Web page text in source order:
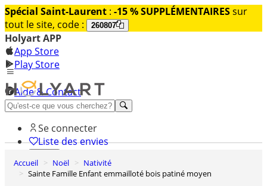
Spécial Saint-Laurent : -15 % SUPPLÉMENTAIRESsur
tout le site, code :
260807
Holyart APP
App Store
Play Store
Aide & Contact
Découvrez Premium
Se connecter
Liste des envies
0
Panier
Accueil Noël
Nativité
Sainte Famille Enfant emmailloté bois patiné moyen